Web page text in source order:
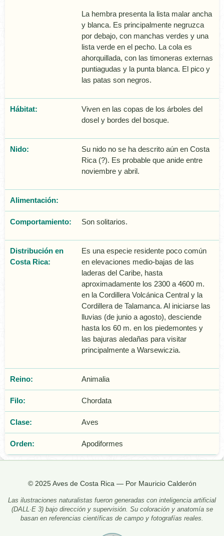
La hembra presenta la lista malar ancha
y blanca. Es principalmente negruzca
por debajo, con manchas verdes y una
lista verde en el pecho. La cola es
ahorquillada, con las timoneras externas
puntiagudas y la punta blanca. El pico y
las patas son negros.
Hábitat:
Viven en las copas de los árboles del
dosel y bordes del bosque.
Nido:
Su nido no se ha descrito aún en Costa
Rica (?). Es probable que anide entre
noviembre y abril.
Alimentación:
Comportamiento: Son solitarios.
Distribución en
Costa Rica:
Es una especie residente poco común
en elevaciones medio-bajas de las
laderas del Caribe, hasta
aproximadamente los 2300 a 4600 m.
en la Cordillera Volcánica Central y la
Cordillera de Talamanca. Al iniciarse las
lluvias (de junio a agosto), desciende
hasta los 60 m. en los piedemontes y
las bajuras aledañas para visitar
principalmente a Warsewiczia.
Reino: Animalia
Filo: Chordata
Clase: Aves
Orden: Apodiformes
© 2025 Aves de Costa Rica — Por Mauricio Calderón
Las ilustraciones naturalistas fueron generadas con inteligencia artificial
(DALL·E 3) bajo dirección y supervisión. Su coloración y anatomía se
basan en referencias científicas de campo y fotografías reales.